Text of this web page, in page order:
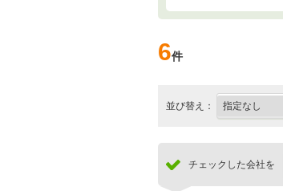
6件
並び替え：
チェックした会社を